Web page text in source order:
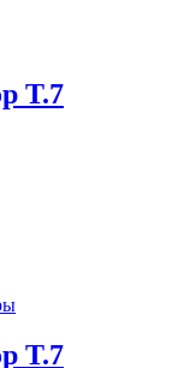
Т.7
Т.7